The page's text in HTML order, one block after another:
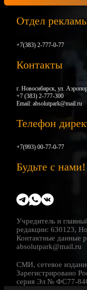
Отдел
+7(383) 2-777-0-77
Контакты
г. Новосибирск, ул.
+7 (383) 2-777-300
Email: absolutpark@mail.ru
Телефон
+7(993) 00-77-0-77
Будьте с нами!
Учредитель и
редакции: 630123,
Контактные данные
absolutpark@mail.ru
СМИ, сетевое
Зарегистрировано
серия Эл № ФС77-